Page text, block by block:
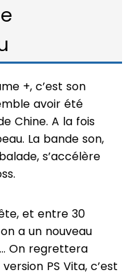
+, c’est son
avoir été
Chine. A la fois
La bande son,
s’accélère
et entre 30
a un nouveau
On regrettera
PS Vita, c’est